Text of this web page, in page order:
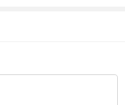
展示作品集、更新动